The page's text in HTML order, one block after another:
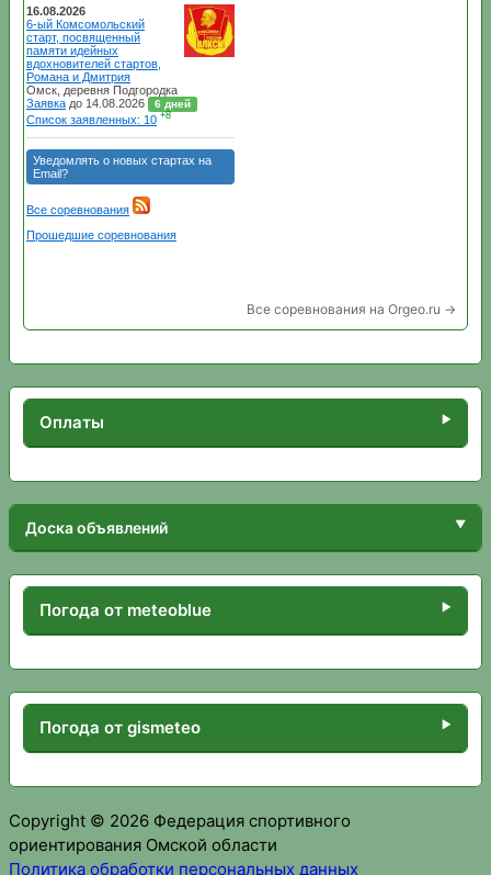
Все соревнования на Orgeo.ru →
Оплаты
Доска объявлений
Погода от meteoblue
Погода от gismeteo
Copyright © 2026 Федерация спортивного
ориентирования Омской области
Политика обработки персональных данных